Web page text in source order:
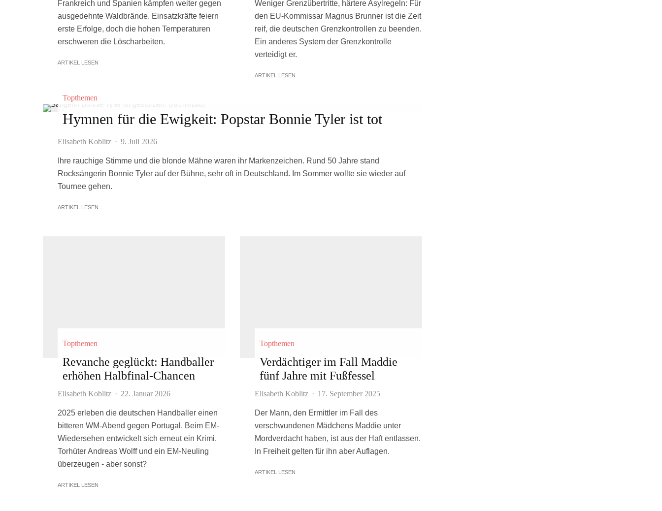
Frankreich und Spanien kämpfen weiter gegen
ausgedehnte Waldbrände. Einsatzkräfte feiern
erste Erfolge, doch die hohen Temperaturen
erschweren die Löscharbeiten.
ARTIKEL LESEN
Weniger Grenzübertritte, härtere Asylregeln: Für
den EU-Kommissar Magnus Brunner ist die Zeit
reif, die deutschen Grenzkontrollen zu beenden.
Ein anderes System der Grenzkontrolle
verteidigt er.
ARTIKEL LESEN
Topthemen
Hymnen für die Ewigkeit: Popstar Bonnie Tyler ist tot
Elisabeth Koblitz · 9. Juli 2026
Ihre rauchige Stimme und die blonde Mähne waren ihr Markenzeichen. Rund 50 Jahre stand
Rocksängerin Bonnie Tyler auf der Bühne, sehr oft in Deutschland. Im Sommer wollte sie wieder auf
Tournee gehen.
ARTIKEL LESEN
Topthemen
Revanche geglückt: Handballer
erhöhen Halbfinal-Chancen
Elisabeth Koblitz · 22. Januar 2026
2025 erleben die deutschen Handballer einen
bitteren WM-Abend gegen Portugal. Beim EM-
Wiedersehen entwickelt sich erneut ein Krimi.
Torhüter Andreas Wolff und ein EM-Neuling
überzeugen - aber sonst?
ARTIKEL LESEN
Topthemen
Verdächtiger im Fall Maddie
fünf Jahre mit Fußfessel
Elisabeth Koblitz · 17. September 2025
Der Mann, den Ermittler im Fall des
verschwundenen Mädchens Maddie unter
Mordverdacht haben, ist aus der Haft entlassen.
In Freiheit gelten für ihn aber Auflagen.
ARTIKEL LESEN